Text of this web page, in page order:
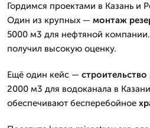
Гордимся проектами в Казань и
Один из крупных — монтаж
5000 м3 для нефтяной
получил высокую оценку.
Ещё один кейс — строительство
2000 м3 для водоканала в
обеспечивают бесперебойное